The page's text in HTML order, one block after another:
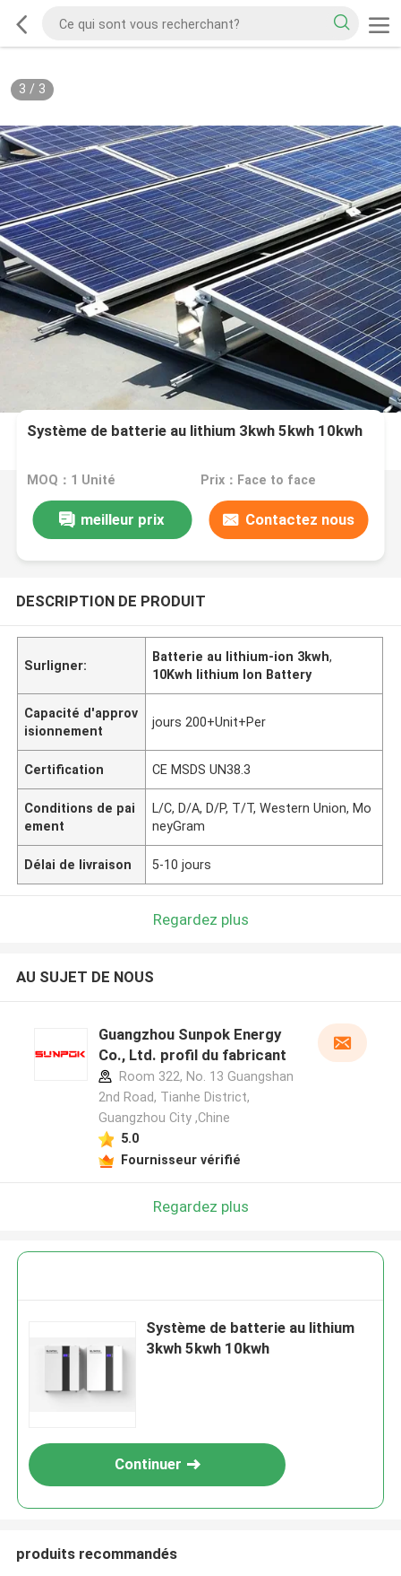
3 / 3
Système de batterie au lithium 3kwh 5kwh 10kwh
MOQ：1 Unité Prix：Face to face
meilleur prix Contactez nous
DESCRIPTION DE PRODUIT
Surligner:
Batterie au lithium-ion 3kwh,
10Kwh lithium Ion Battery
Capacité d'approv
isionnement
jours 200+Unit+Per
Certification CE MSDS UN38.3
Conditions de pai
ement
L/C, D/A, D/P, T/T, Western Union, Mo
neyGram
Délai de livraison 5-10 jours
Regardez plus
AU SUJET DE NOUS
Guangzhou Sunpok Energy
Co., Ltd. profil du fabricant
Room 322, No. 13 Guangshan
2nd Road, Tianhe District,
Guangzhou City ,Chine
5.0
Fournisseur vérifié
Regardez plus
Système de batterie au lithium
3kwh 5kwh 10kwh
Continuer
produits recommandés